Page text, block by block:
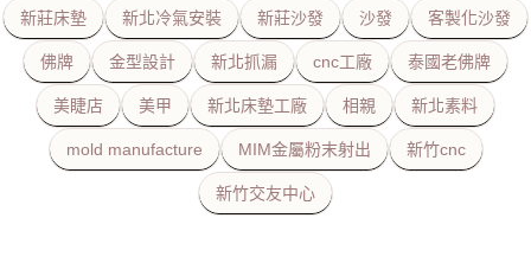
新莊床墊 新北冷氣安裝 新莊沙發 沙發 客製化沙發
佛牌 金型設計 新北抓漏 cnc工廠 泰國老佛牌
美睫店 美甲 新北床墊工廠 相親 新北素料
mold manufacture MIM金屬粉末射出 新竹cnc
新竹交友中心